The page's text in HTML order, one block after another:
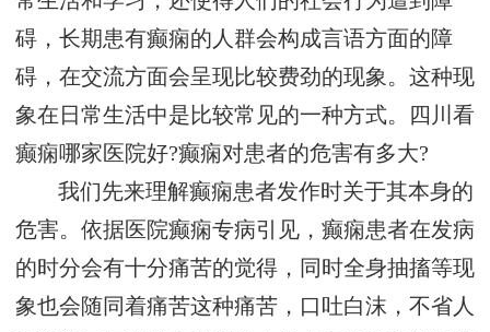
碍，长期患有癫痫的人群会构成言语方面的障
碍，在交流方面会呈现比较费劲的现象。这种现
象在日常生活中是比较常见的一种方式。四川看
癫痫哪家医院好?癫痫对患者的危害有多大?
我们先来理解癫痫患者发作时关于其本身的
危害。依据医院癫痫专病引见，癫痫患者在发病
的时分会有十分痛苦的觉得，同时全身抽搐等现
象也会随同着痛苦这种痛苦，口吐白沫，不省人